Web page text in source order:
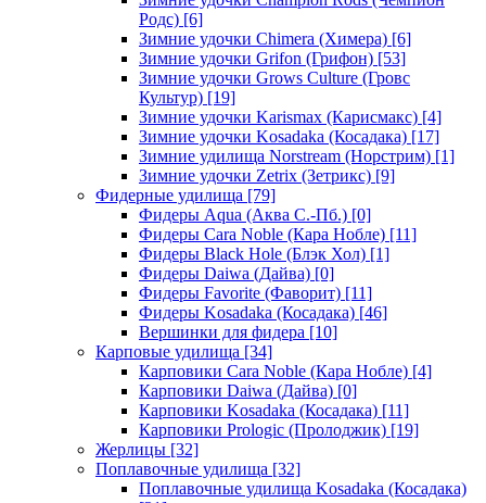
Родс) [6]
Зимние удочки Chimera (Химера) [6]
Зимние удочки Grifon (Грифон) [53]
Зимние удочки Grows Culture (Гровс
Культур) [19]
Зимние удочки Karismax (Карисмакс) [4]
Зимние удочки Kosadaka (Косадака) [17]
Зимние удилища Norstream (Норстрим) [1]
Зимние удочки Zetrix (Зетрикс) [9]
Фидерные удилища [79]
Фидеры Aqua (Аква С.-Пб.) [0]
Фидеры Cara Noble (Кара Нобле) [11]
Фидеры Black Hole (Блэк Хол) [1]
Фидеры Daiwa (Дайва) [0]
Фидеры Favorite (Фаворит) [11]
Фидеры Kosadaka (Косадака) [46]
Вершинки для фидера [10]
Карповые удилища [34]
Карповики Cara Noble (Кара Нобле) [4]
Карповики Daiwa (Дайва) [0]
Карповики Kosadaka (Косадака) [11]
Карповики Prologic (Пролоджик) [19]
Жерлицы [32]
Поплавочные удилища [32]
Поплавочные удилища Kosadaka (Косадака)